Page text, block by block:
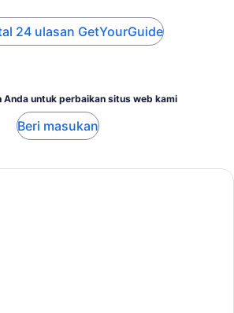
24 ulasan GetYourGuide
Anda untuk perbaikan situs web kami
Beri masukan